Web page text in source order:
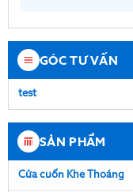
GÓC TƯ VẤN
test
SẢN PHẨM
Cửa cuốn Khe Thoáng